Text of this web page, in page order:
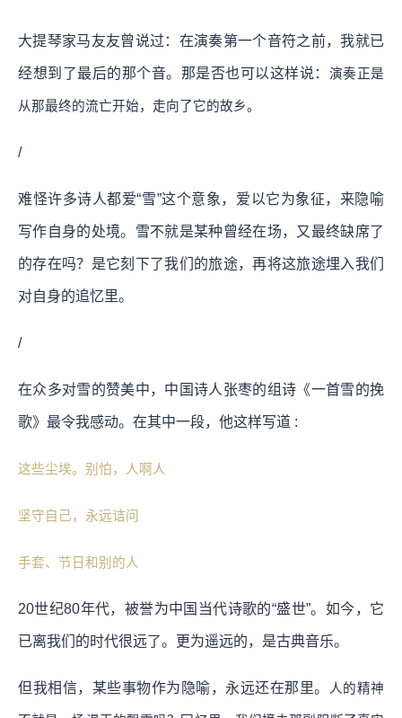
大提琴家马友友曾说过：在演奏第一个音符之前，我就已
经想到了最后的那个音。那是否也可以这样说： 演奏正是
从那最终的流亡开始，走向了它的故乡。
/
难怪许多诗人都爱“雪”这个意象，爱以它为象征，来隐喻
写作自身的处境。雪不就是某种曾经在场，又最终缺席了
的存在吗？是它刻下了我们的旅途，再将这旅途埋入我们
对自身的追忆里。
/
在众多对雪的赞美中，中国诗人张枣的组诗《一首雪的挽
歌》最令我感动。在其中一段，他这样写道 :
这些尘埃。别怕，人啊人
坚守自己，永远诘问
手套、节日和别的人
20世纪80年代，被誉为中国当代诗歌的“盛世”。如今，它
已离我们的时代很远了。更为遥远的，是古典音乐。
但我相信，某些事物作为隐喻，永远还在那里。 人的精神